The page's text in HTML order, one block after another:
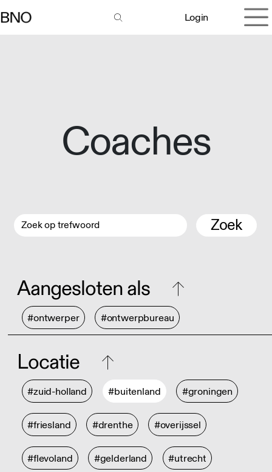
Login
Coaches
Zoek
Aangesloten als
#ontwerper #ontwerpbureau
Locatie
#zuid-holland #buitenland #groningen
#friesland #drenthe #overijssel
#flevoland #gelderland #utrecht